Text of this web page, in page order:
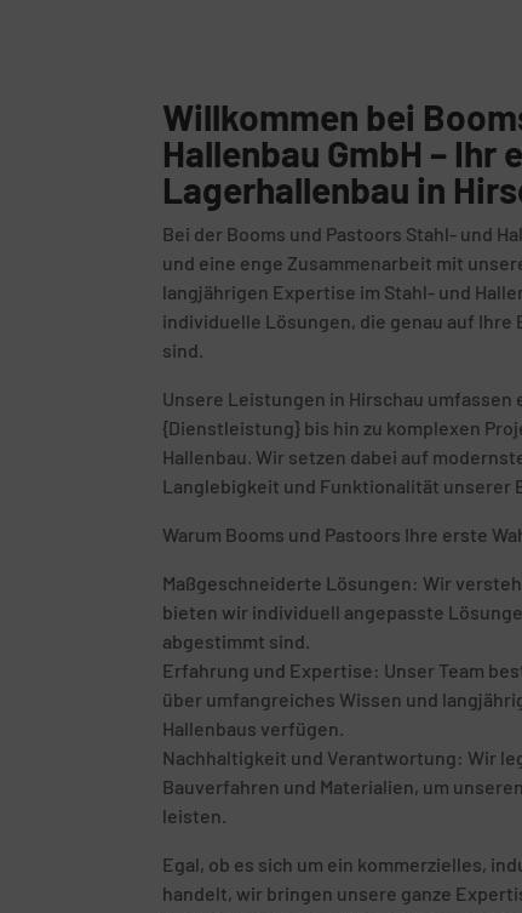
Willkommen bei
Hallenbau GmbH –
Lagerhallenbau in
Bei der Booms und Pastoors Stahl- und
und eine enge Zusammenarbeit mit
langjährigen Expertise im Stahl- und
individuelle Lösungen, die genau auf
sind.
Unsere Leistungen in Hirschau
{Dienstleistung} bis hin zu komplexen
Hallenbau. Wir setzen dabei auf
Langlebigkeit und Funktionalität unserer
Warum Booms und Pastoors Ihre erste
Maßgeschneiderte Lösungen: Wir
bieten wir individuell angepasste
abgestimmt sind.
Erfahrung und Expertise: Unser Team
über umfangreiches Wissen und
Hallenbaus verfügen.
Nachhaltigkeit und Verantwortung: Wir
Bauverfahren und Materialien, um
leisten.
Egal, ob es sich um ein kommerzielles,
handelt, wir bringen unsere ganze